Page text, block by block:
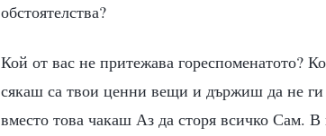
обстоятелства?
Кой от вас не притежава гореспоменатото?
сякаш са твои ценни вещи и държиш да не
вместо това чакаш Аз да сторя всичко Сам.